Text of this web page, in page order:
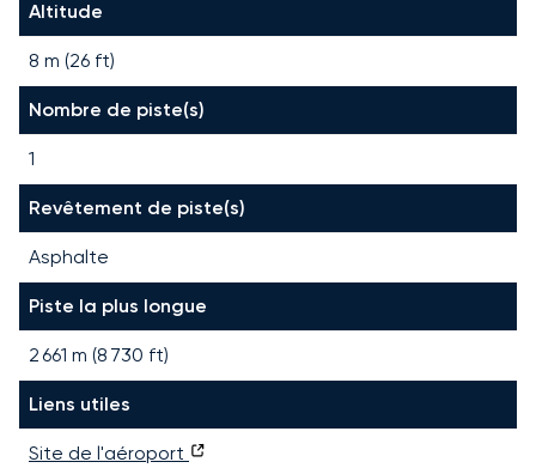
Altitude
8 m (26 ft)
Nombre de piste(s)
1
Revêtement de piste(s)
Asphalte
Piste la plus longue
2 661 m (8 730 ft)
Liens utiles
Site de l'aéroport